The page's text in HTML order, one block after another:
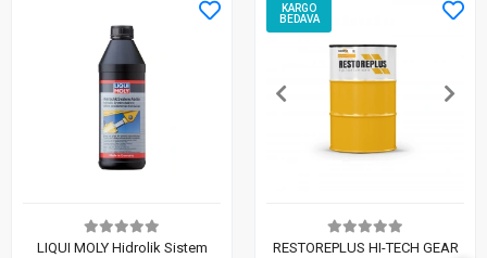
LIQUI MOLY Hidrolik Sistem
KARGO
BEDAVA
RESTOREPLUS HI-TECH GEAR